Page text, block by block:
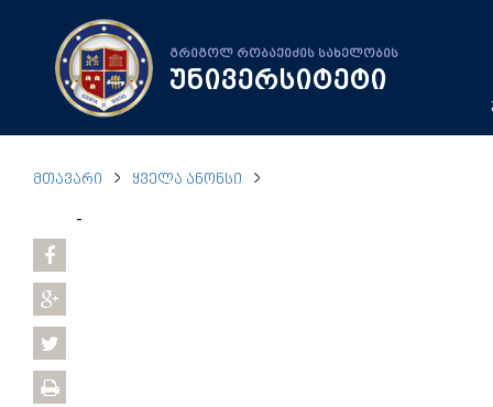
გრიგოლ რობაქიძის სახელობის
უნივერსიტეტი
ᲛᲗᲐᲕᲐᲠᲘ ᲧᲕᲔᲚᲐ ᲐᲜᲝᲜᲡᲘ
-